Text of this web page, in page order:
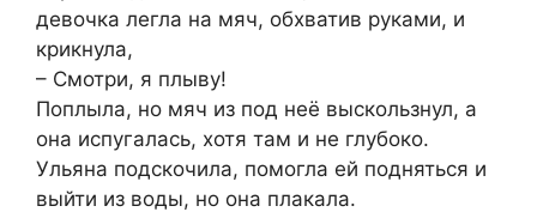
девочка легла на мяч, обхватив руками, и
крикнула,
– Смотри, я плыву!
Поплыла, но мяч из под неё выскользнул, а
она испугалась, хотя там и не глубоко.
Ульяна подскочила, помогла ей подняться и
выйти из воды, но она плакала.